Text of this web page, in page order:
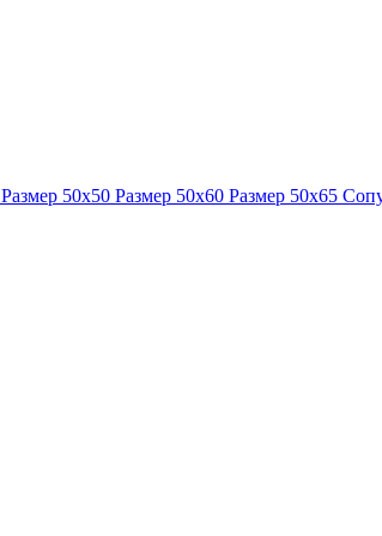
Размер 50x50 Размер 50x60 Размер 50x65